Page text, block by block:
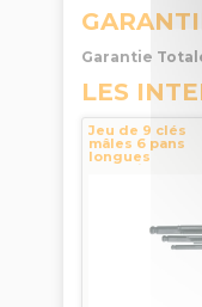
Garantie
LES
Jeu de 9 clés
mâles 6 pans
longues
Protanium MOB